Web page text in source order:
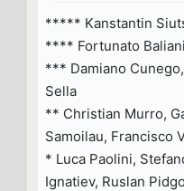
***** Kanstantin
**** Fortunato
*** Damiano
Sella
** Christian Murro,
Samoilau, Francisco
* Luca Paolini,
Ignatiev, Ruslan